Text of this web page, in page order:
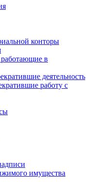
конторы
в
деятельность
работу с
имущества